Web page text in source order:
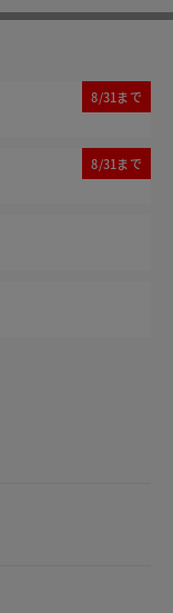
8/31まで
8/31まで